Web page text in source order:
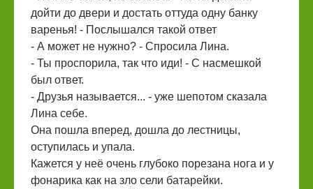
дойти до двери и достать оттуда одну банку
варенья! - Послышался такой ответ
- А может не нужно? - Спросила Лина.
- Ты проспорила, так что иди! - С насмешкой
был ответ.
- Друзья называется... - уже шепотом сказала
Лина себе.
Она пошла вперед, дошла до лестницы,
оступилась и упала.
Кажется у неё очень глубоко порезана нога и у
фонарика как на зло сели батарейки.